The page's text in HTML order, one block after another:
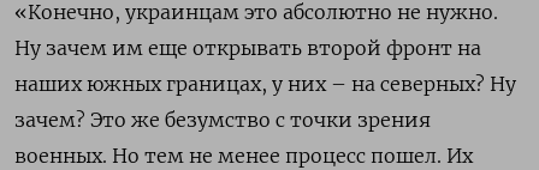
«Конечно, украинцам это абсолютно не нужно.
Ну зачем им еще открывать второй фронт на
наших южных границах, у них – на северных? Ну
зачем? Это же безумство с точки зрения
военных. Но тем не менее процесс пошел. Их